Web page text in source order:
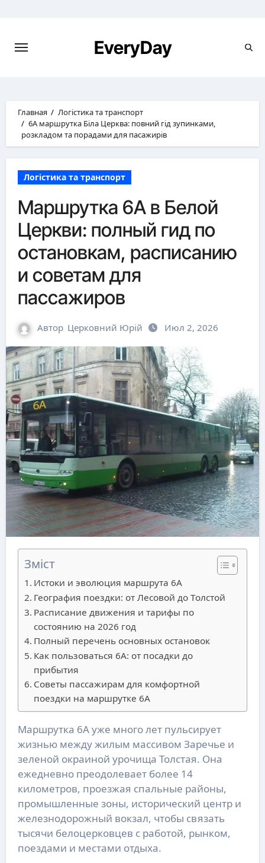
EveryDay
Главная
Логістика та транспорт
6А маршрутка Біла Церква: повний гід зупинками,
розкладом та порадами для пасажирів
Логістика та транспорт
Маршрутка 6А в Белой
Церкви: полный гид по
остановкам, расписанию
и советам для
пассажиров
Автор Церковний Юрій Июл 2, 2026
Зміст
Истоки и эволюция маршрута 6А
География поездки: от Лесовой до Толстой
Расписание движения и тарифы по
состоянию на 2026 год
Полный перечень основных остановок
Как пользоваться 6А: от посадки до
прибытия
Советы пассажирам для комфортной
поездки на маршрутке 6А
Маршрутка 6А уже много лет пульсирует
жизнью между жилым массивом Заречье и
зеленой окраиной урочища Толстая. Она
ежедневно преодолевает более 14
километров, проезжая спальные районы,
промышленные зоны, исторический центр и
железнодорожный вокзал, чтобы связать
тысячи белоцерковцев с работой, рынком,
поездами и местами отдыха.